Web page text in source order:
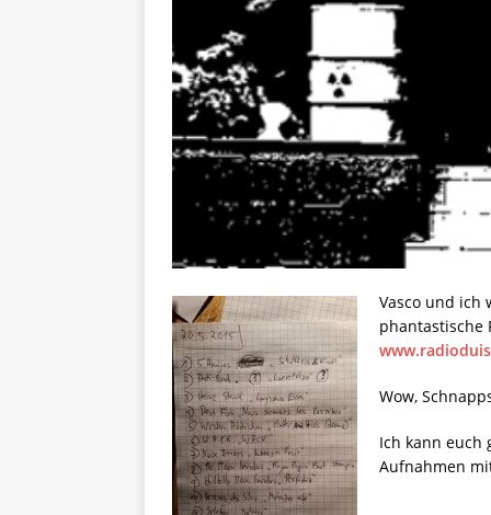
Vasco und ich
phantastische
Wow,
Ich kann euch
Aufnahmen